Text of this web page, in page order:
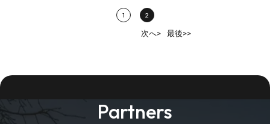
1 2
次へ> 最後>>
Partners